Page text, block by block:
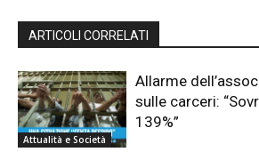
ARTICOLI CORRELATI
Attualità e Società
Allarme
sulle carceri:
139%”